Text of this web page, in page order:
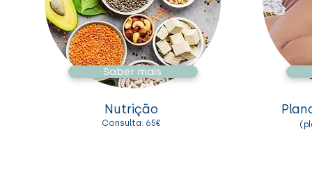
Saber mais
Nutrição
Consulta: 65€